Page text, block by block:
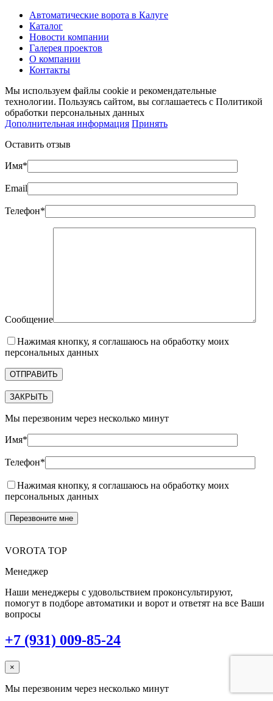
Автоматические ворота в Калуге
Каталог
Новости компании
Галерея проектов
О компании
Контакты
Мы используем файлы cookie и рекомендательные
технологии. Пользуясь сайтом, вы соглашаетесь с Политикой
обработки персональных данных
Дополнительная информация Принять
Оставить отзыв
Имя*
Email
Телефон*
Сообщение
Нажимая кнопку, я соглашаюсь на обработку моих
персональных данных
ЗАКРЫТЬ
Мы перезвоним через несколько минут
Имя*
Телефон*
Нажимая кнопку, я соглашаюсь на обработку моих
персональных данных
VOROTA TOP
Менеджер
Наши менеджеры с удовольствием проконсультируют,
помогут в подборе автоматики и ворот и ответят на все Ваши
вопросы
+7 (931) 009-85-24
×
Мы перезвоним через несколько минут